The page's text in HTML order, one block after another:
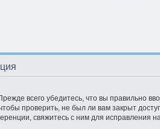
всего убедитесь, что вы правильно
проверить, не был ли вам закрыт
свяжитесь с ним для исправления